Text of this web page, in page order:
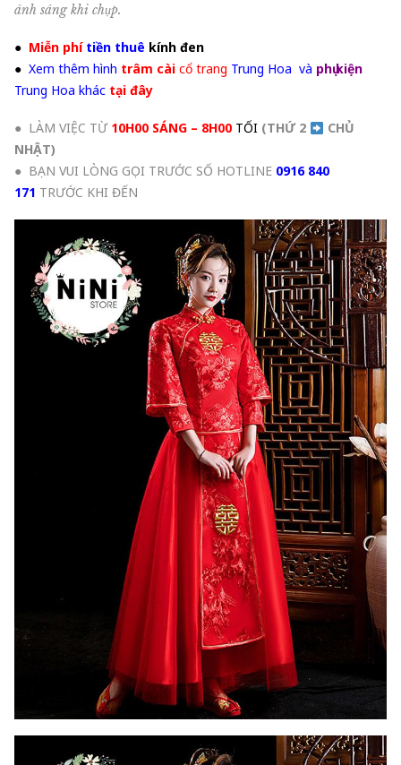
ánh sáng khi chụp.
● Miễn phí tiền thuê kính đen
● Xem thêm hình trâm cài cổ trang Trung Hoa và phụ kiện
Trung Hoa khác tại đây
● LÀM VIỆC TỪ 10H00 SÁNG – 8H00 TỐI (THỨ 2
CHỦ
NHẬT)
● BẠN VUI LÒNG GỌI TRƯỚC SỐ HOTLINE 0916 840
171 TRƯỚC KHI ĐẾN